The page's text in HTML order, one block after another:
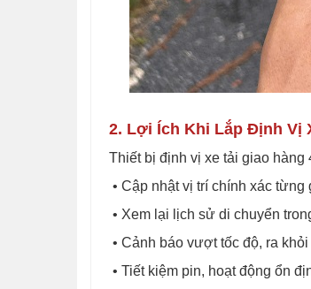
2. Lợi Ích Khi Lắp Định Vị
Thiết bị định vị xe tải giao
• Cập nhật vị trí chính xác từng
• Xem lại lịch sử di chuyển
• Cảnh báo vượt tốc độ, ra
• Tiết kiệm pin, hoạt động ổn